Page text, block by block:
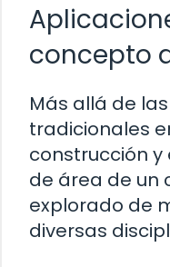
concepto
Más allá de
tradicionales
construcción y
de área de un
explorado de
diversas